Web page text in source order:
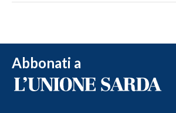
Abbonati a